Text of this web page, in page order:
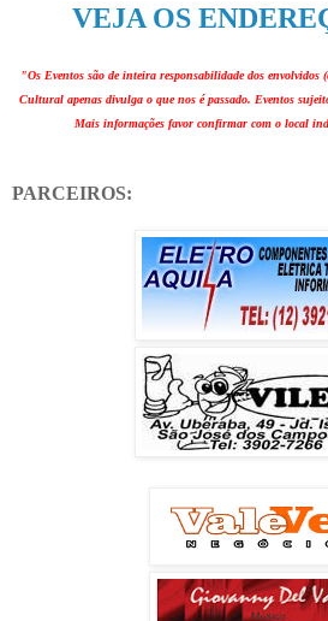
VEJA OS
"Os Eventos são de inteira responsabilidade dos envolvidos
Cultural apenas divulga o que nos é passado. Eventos
Mais informações favor confirmar com o local
PARCEIROS: